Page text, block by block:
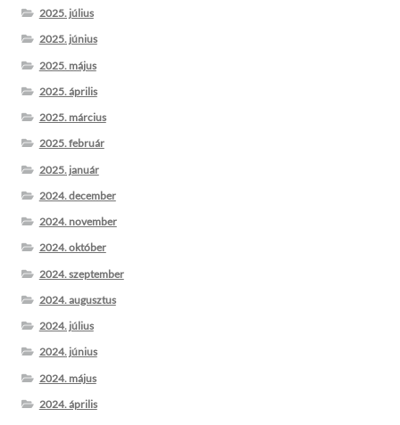
2025. július
2025. június
2025. május
2025. április
2025. március
2025. február
2025. január
2024. december
2024. november
2024. október
2024. szeptember
2024. augusztus
2024. július
2024. június
2024. május
2024. április